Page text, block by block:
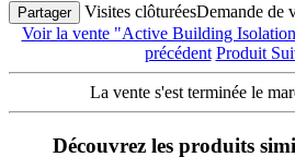
Partager Visites clôturéesDemande de
Voir la vente "Active Building
précédent Produit
La vente s'est terminée le
Découvrez les produits